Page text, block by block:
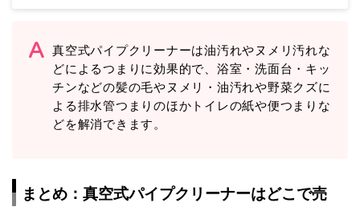
真空式パイプクリーナーは油汚れやヌメリ汚れな
どによるつまりに効果的で、浴室・洗面台・キッ
チンなどの髪の毛やヌメリ・油汚れや野菜クズに
よる排水管つまりのほかトイレの紙や便つまりな
どを解消できます。
まとめ：真空式パイプクリーナーはどこで売